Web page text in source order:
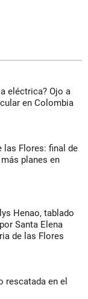
eléctrica? Ojo a
en Colombia
las Flores: final de
planes en
Henao, tablado
Santa Elena
de las Flores
rescatada en el